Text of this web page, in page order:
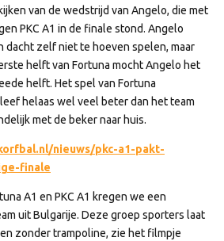
van de wedstrijd van Angelo, die met
PKC A1 in de finale stond. Angelo
dacht zelf niet te hoeven spelen, maar
helft van Fortuna mocht Angelo het
helft. Het spel van Fortuna
helaas wel veel beter dan het team
met de beker naar huis.
nieuws/pkc-a1-pakt-
finale
A1 en PKC A1 kregen we een
uit Bulgarije. Deze groep sporters laat
zonder trampoline, zie het filmpje